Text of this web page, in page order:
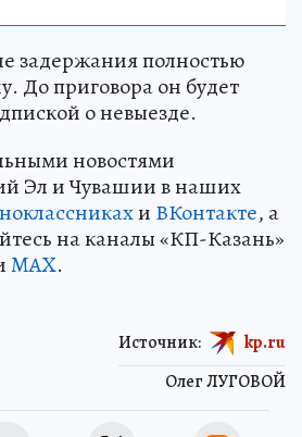
задержания полностью
До приговора он будет
о невыезде.
новостями
Эл и Чувашии в наших
и ВКонтакте, а
на каналы «КП-Казань»
MAX.
Олег ЛУГОВОЙ
Источник: kp.ru